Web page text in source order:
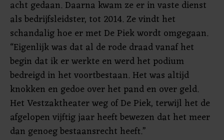
acht gedaan. Daarna kwam ze er in vaste dienst
als bedrijfsleidster, tot 2014. Ze vindt het
schandalig hoe er met De Piek wordt omgegaan.
“Eigenlijk was dat al de rode draad vanaf het
begin dat ik er werkte en werd het podium
bedreigd in het voortbestaan. Het was altijd
knokken en gedoe over het pand en over geld.
Het Vestzaktheater weg of De Piek, terwijl het de
afgelopen vijftig jaar heeft bewezen dat het meer
dan genoeg bestaansrecht heeft.”